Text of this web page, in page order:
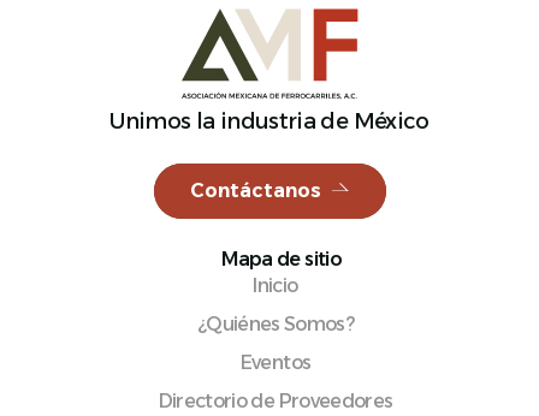
Unimos la industria de México
Contáctanos
Mapa de sitio
Inicio
¿Quiénes Somos?
Eventos
Directorio de Proveedores